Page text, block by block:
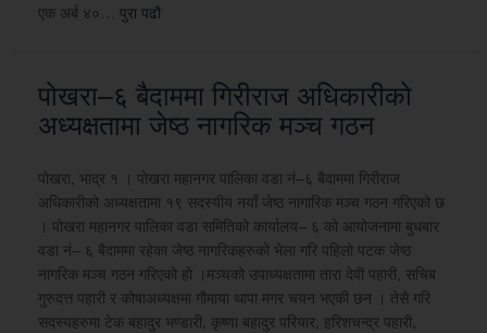
एक अर्ब ४०… पुरा पढौ
पोखरा–६ बैदाममा गिरीराज अधिकारीको
अध्यक्षतामा जेष्ठ नागरिक मञ्च गठन
पोखरा, भाद्र १ । पोखरा महानगर पालिका वडा नं–६ बैदाममा गिरीराज
अधिकारीको अध्यक्षतामा १९ सदस्यीय नयाँ जेष्ठ नागारिक मञ्च गठन गरिएको छ
। पोखरा महानगर पालिका वडा समितिको कार्यालय– ६ को आयोजनामा बुधबार
वडा नं– ६ बैदाममा रहेका जेष्ठ नागरिकहरुको भेला गरि पहिलो पटक जेष्ठ
नागरिक मञ्च गठन गरिएको हो ।मञ्चको उपाध्यक्षतामा तारा देवी पहारी, सचिब
गुरुदत्त पहारी र कोषाअध्यक्षमा गौमाया थापा मगर चयन भएकी छन । तेसै गरि
सदस्यहरुमा टेक बहादुर भण्डारी, कृष्णा बहादुर परियार, हरिशचन्द्र पहारी,